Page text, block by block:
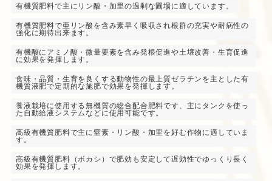
有機質肥料で主にリン酸・加里の過剰な圃場に適しています。
有機質肥料で亜リン酸を含み素早く吸収され根群の充実や耐病性の
強化に期待出来ます。
有機酸にアミノ酸・微量要素を含み発根促進や土壌改善・生育促進
に効果を発揮します。
食味・品質・生育を良くする動物性の最上質ゼラチンを主とした有
機質液肥で定期的な施肥で効果を発揮します。
養液栽培に使用する無機質の総合配合肥料です、主にタンクを使っ
た自動給液システムなどに使用可能です。
高級有機質肥料で主に窒素・リン酸・加里を好む作物に適していま
す。
高級有機質肥料（ボカシ）で肥効も安定して遅効性でゆっくり長く
効果を発揮します。